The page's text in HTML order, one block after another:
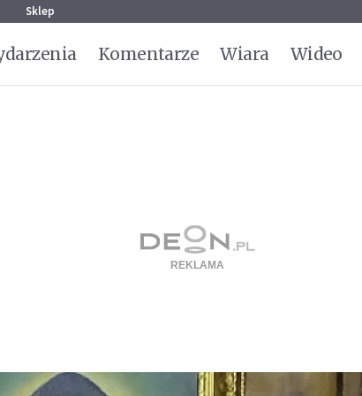
Sklep
Komentarze Wiara Wideo